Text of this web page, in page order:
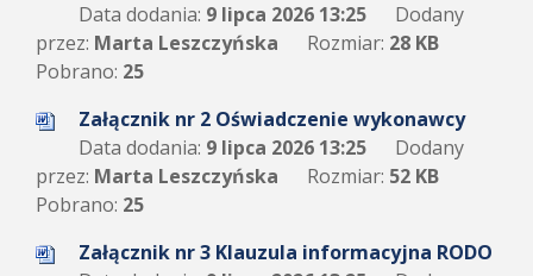
Data dodania: 9 lipca 2026 13:25
Dodany
przez: Marta Leszczyńska Rozmiar: 28 KB
Pobrano: 25
Załącznik nr 2 Oświadczenie wykonawcy
Data dodania: 9 lipca 2026 13:25
Dodany
przez: Marta Leszczyńska Rozmiar: 52 KB
Pobrano: 25
Załącznik nr 3 Klauzula informacyjna RODO